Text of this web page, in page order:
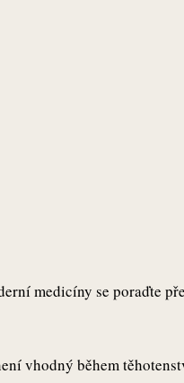
medicíny se poraďte
vhodný během